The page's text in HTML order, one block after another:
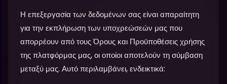
Η επεξεργασία των δεδομένων σας είναι απαραίτητη
για την εκπλήρωση των υποχρεώσεών μας που
απορρέουν από τους Όρους και Προϋποθέσεις χρήσης
της πλατφόρμας μας, οι οποίοι αποτελούν τη σύμβαση
μεταξύ μας. Αυτό περιλαμβάνει, ενδεικτικά: